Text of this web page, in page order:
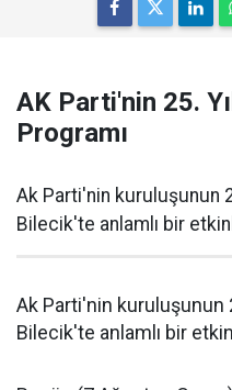
AK Parti'nin 25.
Programı
Ak Parti'nin kuruluşunun
Bilecik'te anlamlı bir
Ak Parti'nin kuruluşunun
Bilecik'te anlamlı bir